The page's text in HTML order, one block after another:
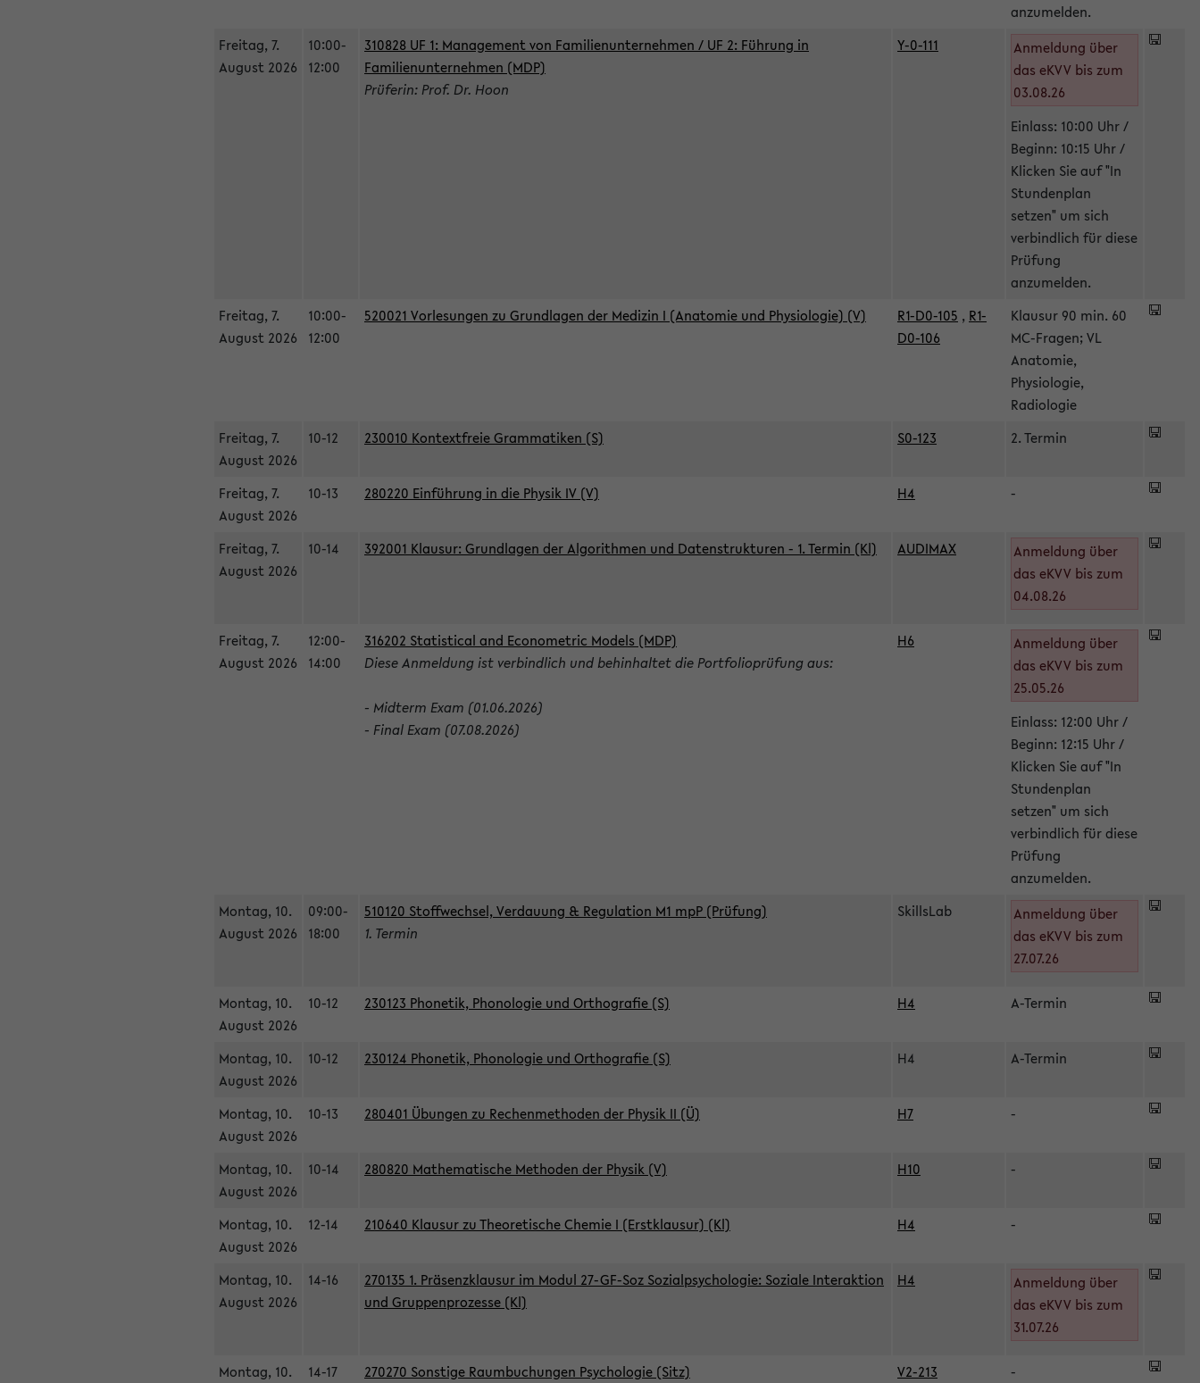
anzumelden.
Freitag, 7.
August 2026
10:00-
12:00
310828 UF 1: Management von Familienunternehmen / UF 2: Führung in
Familienunternehmen (MDP)
Prüferin: Prof. Dr. Hoon
Y-0-111
Anmeldung über
das eKVV bis zum
03.08.26
Einlass: 10:00 Uhr /
Beginn: 10:15 Uhr /
Klicken Sie auf "In
Stundenplan
setzen" um sich
verbindlich für diese
Prüfung
anzumelden.
Freitag, 7.
August 2026
10:00-
12:00
520021 Vorlesungen zu Grundlagen der Medizin I (Anatomie und Physiologie) (V) R1-D0-105 , R1-
D0-106
Klausur 90 min. 60
MC-Fragen; VL
Anatomie,
Physiologie,
Radiologie
Freitag, 7.
August 2026
10-12 230010 Kontextfreie Grammatiken (S) S0-123 2. Termin
Freitag, 7.
August 2026
10-13 280220 Einführung in die Physik IV (V) H4 -
Freitag, 7.
August 2026
10-14 392001 Klausur: Grundlagen der Algorithmen und Datenstrukturen - 1. Termin (Kl) AUDIMAX
Anmeldung über
das eKVV bis zum
04.08.26
Freitag, 7.
August 2026
12:00-
14:00
316202 Statistical and Econometric Models (MDP)
Diese Anmeldung ist verbindlich und behinhaltet die Portfolioprüfung aus:
- Midterm Exam (01.06.2026)
- Final Exam (07.08.2026)
H6
Anmeldung über
das eKVV bis zum
25.05.26
Einlass: 12:00 Uhr /
Beginn: 12:15 Uhr /
Klicken Sie auf "In
Stundenplan
setzen" um sich
verbindlich für diese
Prüfung
anzumelden.
Montag, 10.
August 2026
09:00-
18:00
510120 Stoffwechsel, Verdauung & Regulation M1 mpP (Prüfung)
1. Termin
SkillsLab
Anmeldung über
das eKVV bis zum
27.07.26
Montag, 10.
August 2026
10-12 230123 Phonetik, Phonologie und Orthografie (S) H4 A-Termin
Montag, 10.
August 2026
10-12 230124 Phonetik, Phonologie und Orthografie (S) H4 A-Termin
Montag, 10.
August 2026
10-13 280401 Übungen zu Rechenmethoden der Physik II (Ü) H7 -
Montag, 10.
August 2026
10-14 280820 Mathematische Methoden der Physik (V) H10 -
Montag, 10.
August 2026
12-14 210640 Klausur zu Theoretische Chemie I (Erstklausur) (Kl) H4 -
Montag, 10.
August 2026
14-16
270135 1. Präsenzklausur im Modul 27-GF-Soz Sozialpsychologie: Soziale Interaktion
und Gruppenprozesse (Kl)
H4
Anmeldung über
das eKVV bis zum
31.07.26
Montag, 10.
14-17 270270 Sonstige Raumbuchungen Psychologie (Sitz) V2-213 -